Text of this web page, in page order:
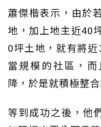
蕭傑楷表示，由於
地，加上地主近40
0坪土地，就有將
當規模的社區，
降，於是就積極整
等到成功之後，他